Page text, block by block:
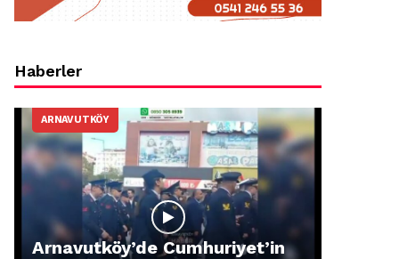
Haberler
ARNAVUTKÖY
Arnavutköy’de Cumhuriyet’in